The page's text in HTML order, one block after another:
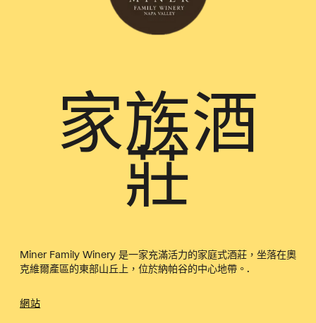
家族酒
莊
Miner Family Winery 是一家充滿活力的家庭式酒莊，坐落在奧
克維爾產區的東部山丘上，位於納帕谷的中心地帶。.
網站